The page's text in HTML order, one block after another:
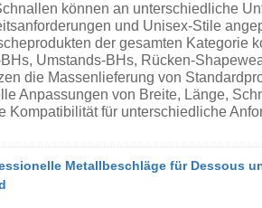
können an unterschiedliche
und Unisex-Stile
der gesamten Kategorie
Umstands-BHs, Rücken-
die Massenlieferung von
Anpassungen von Breite, Länge,
Kompatibilität für unterschiedliche
Metallbeschläge für Dessous